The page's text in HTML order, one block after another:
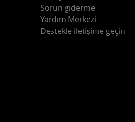
Sorun giderme
Yardım Merkezi
Destekle iletişime geçin